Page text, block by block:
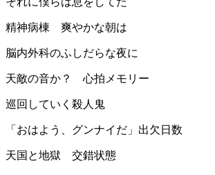
精神病棟 爽やかな朝は
脳内外科のふしだらな夜に
天敵の音か？ 心拍メモリー
巡回していく殺人鬼
「おはよう、グンナイだ」出欠日数
天国と地獄 交錯状態